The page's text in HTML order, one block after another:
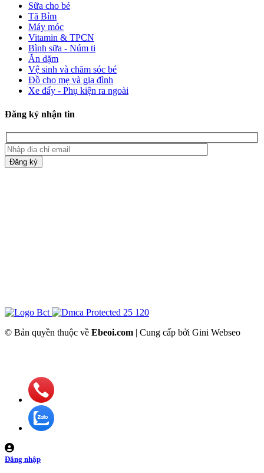
Sữa cho bé
Tã Bỉm
Máy móc
Vitamin & TPCN
Bình sữa - Núm ti
Ăn dặm
Vệ sinh và chăm sóc bé
Đồ cho mẹ và gia đình
Xe đẩy - Phụ kiện ra ngoài
Đăng ký nhận tin
Đăng ký
© Bản quyền thuộc về Ebeoi.com | Cung cấp bởi Gini Webseo
Đăng nhập